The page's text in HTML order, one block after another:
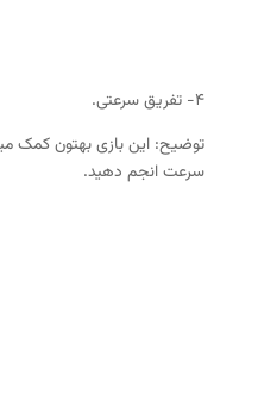
۴- تفریق سرعتی.
توضیح: این بازی بهتون کمک
سرعت انجم دهید.